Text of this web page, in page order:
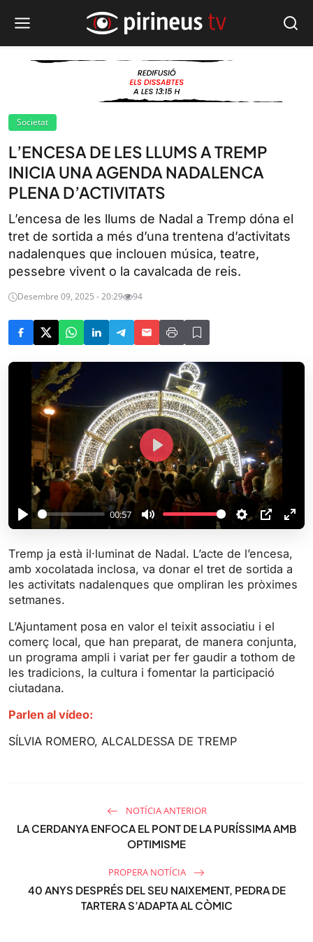
Societat
L’ENCESA DE LES LLUMS A TREMP
INICIA UNA AGENDA NADALENCA
PLENA D’ACTIVITATS
L’encesa de les llums de Nadal a Tremp dóna el
tret de sortida a més d’una trentena d’activitats
nadalenques que inclouen música, teatre,
pessebre vivent o la cavalcada de reis.
Desembre 09, 2025 - 20:29 94
P
a
y
00:57
M
t
e
S
e
t
g
s
P
P
E
t
e
P
l
a
y
Tremp ja està il·luminat de Nadal. L’acte de l’encesa,
amb xocolatada inclosa, va donar el tret de sortida a
les activitats nadalenques que ompliran les pròximes
setmanes.
L’Ajuntament posa en valor el teixit associatiu i el
comerç local, que han preparat, de manera conjunta,
un programa ampli i variat per fer gaudir a tothom de
les tradicions, la cultura i fomentar la participació
ciutadana.
Parlen al vídeo:
SÍLVIA ROMERO, ALCALDESSA DE TREMP
NOTÍCIA ANTERIOR
LA CERDANYA ENFOCA EL PONT DE LA PURÍSSIMA AMB
OPTIMISME
PROPERA NOTÍCIA
40 ANYS DESPRÉS DEL SEU NAIXEMENT, PEDRA DE
TARTERA S’ADAPTA AL CÒMIC